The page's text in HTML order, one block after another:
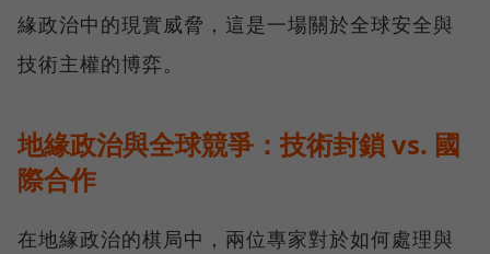
緣政治中的現實威脅，這是一場關於全球安全與
技術主權的博弈。
地緣政治與全球競爭：技術封鎖 vs. 國
際合作
在地緣政治的棋局中，兩位專家對於如何處理與